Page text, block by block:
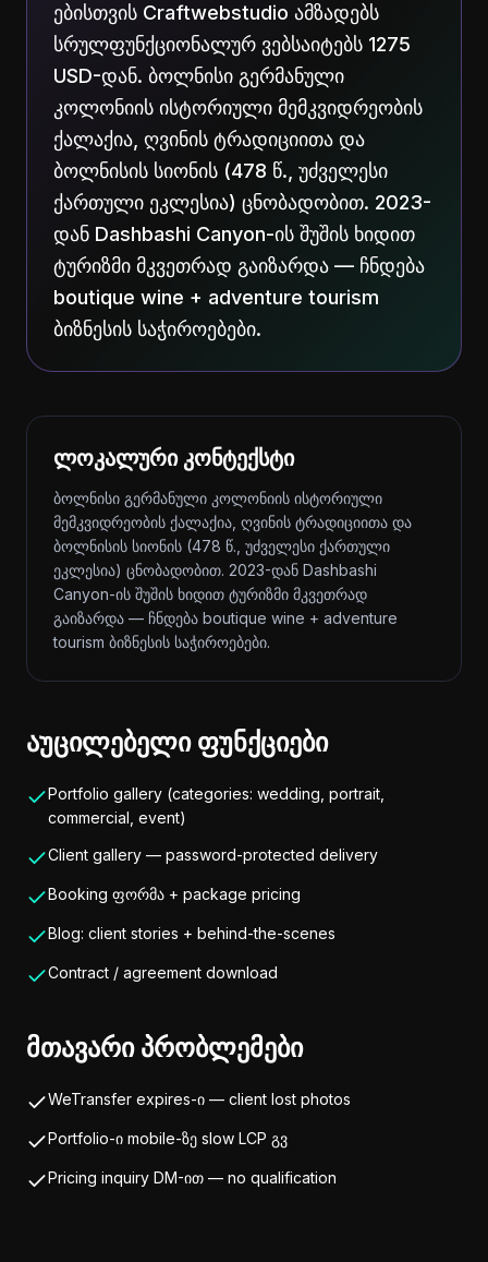
ებისთვის Craftwebstudio ამზადებს
სრულფუნქციონალურ ვებსაიტებს 1275
USD-დან. ბოლნისი გერმანული
კოლონიის ისტორიული მემკვიდრეობის
ქალაქია, ღვინის ტრადიციითა და
ბოლნისის სიონის (478 წ., უძველესი
ქართული ეკლესია) ცნობადობით. 2023-
დან Dashbashi Canyon-ის შუშის ხიდით
ტურიზმი მკვეთრად გაიზარდა — ჩნდება
boutique wine + adventure tourism
ბიზნესის საჭიროებები.
ლოკალური კონტექსტი
ბოლნისი გერმანული კოლონიის ისტორიული
მემკვიდრეობის ქალაქია, ღვინის ტრადიციითა და
ბოლნისის სიონის (478 წ., უძველესი ქართული
ეკლესია) ცნობადობით. 2023-დან Dashbashi
Canyon-ის შუშის ხიდით ტურიზმი მკვეთრად
გაიზარდა — ჩნდება boutique wine + adventure
tourism ბიზნესის საჭიროებები.
აუცილებელი ფუნქციები
Portfolio gallery (categories: wedding, portrait,
commercial, event)
Client gallery — password-protected delivery
Booking ფორმა + package pricing
Blog: client stories + behind-the-scenes
Contract / agreement download
მთავარი პრობლემები
WeTransfer expires-ი — client lost photos
Portfolio-ი mobile-ზე slow LCP გვ
Pricing inquiry DM-ით — no qualification